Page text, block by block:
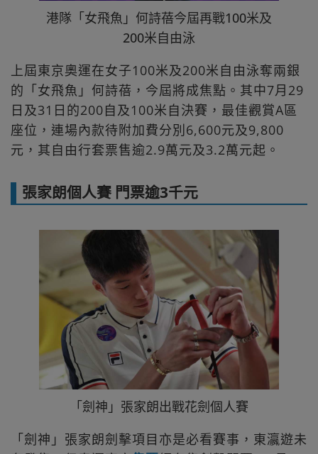
港隊「女飛魚」何詩蓓今屆再戰100米及
200米自由泳
上屆東京奧運在女子100米及200米自由泳奪兩銀
的「女飛魚」何詩蓓，今屆將成焦點。其中7月29
日及31日的200自及100米自決賽，最佳觀賞A區
座位，連場內款待附加費分別6,600元及9,800
元，其自由行套票售逾2.9萬元及3.2萬元起。
張家朗個人賽 門票逾3千元
「劍神」張家朗出戰花劍個人賽
「劍神」張家朗劍擊項目亦是必看賽事，東瀛遊未